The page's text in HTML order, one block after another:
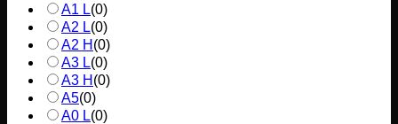
A1 L(0)
A2 L(0)
A2 H (0)
A3 L(0)
A3 H (0)
A5(0)
A0 L(0)